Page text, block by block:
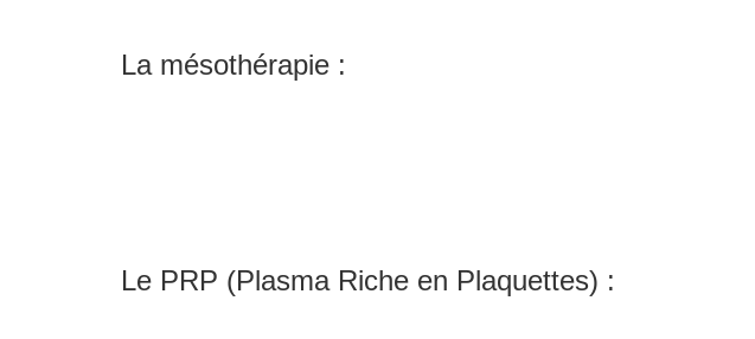
La mésothérapie :
Le PRP (Plasma Riche en Plaquettes) :